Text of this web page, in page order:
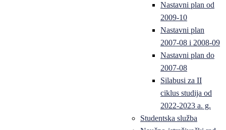
Nastavni plan od
2009-10
Nastavni plan
2007-08 i 2008-09
Nastavni plan do
2007-08
Silabusi za II
ciklus studija od
2022-2023 a. g.
Studentska služba